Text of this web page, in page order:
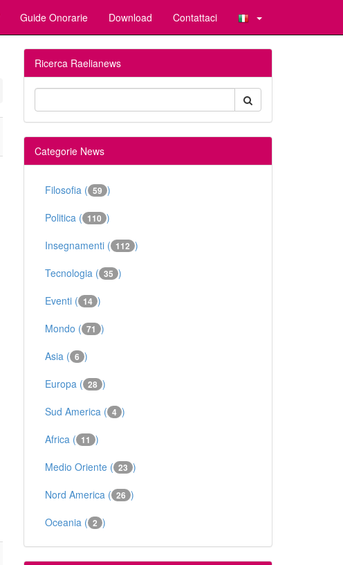
Guide Onorarie Download Contattaci
Ricerca Raelianews
Categorie News
Filosofia ( 59 )
Politica ( 110 )
Insegnamenti ( 112 )
Tecnologia ( 35 )
Eventi ( 14 )
Mondo ( 71 )
Asia ( 6 )
Europa ( 28 )
Sud America ( 4 )
Africa ( 11 )
Medio Oriente ( 23 )
Nord America ( 26 )
Oceania ( 2 )